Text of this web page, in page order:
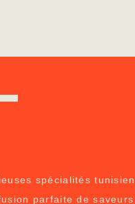
spécialités
parfaite de saveurs